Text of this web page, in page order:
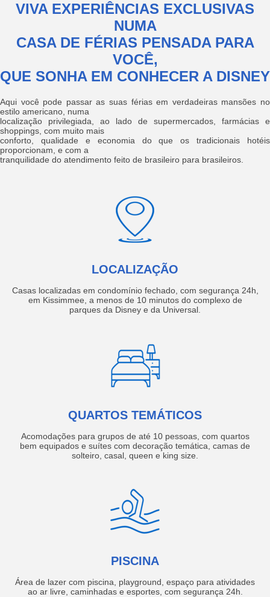
VIVA EXPERIÊNCIAS EXCLUSIVAS
NUMA
CASA DE FÉRIAS PENSADA PARA
VOCÊ,
QUE SONHA EM CONHECER A DISNEY
Aqui você pode passar as suas férias em verdadeiras mansões no
estilo americano, numa
localização privilegiada, ao lado de supermercados, farmácias e
shoppings, com muito mais
conforto, qualidade e economia do que os tradicionais hotéis
proporcionam, e com a
tranquilidade do atendimento feito de brasileiro para brasileiros.
LOCALIZAÇÃO
Casas localizadas em condomínio fechado, com segurança 24h,
em Kissimmee, a menos de 10 minutos do complexo de
parques da Disney e da Universal.
QUARTOS TEMÁTICOS
Acomodações para grupos de até 10 pessoas, com quartos
bem equipados e suítes com decoração temática, camas de
solteiro, casal, queen e king size.
PISCINA
Área de lazer com piscina, playground, espaço para atividades
ao ar livre, caminhadas e esportes, com segurança 24h.